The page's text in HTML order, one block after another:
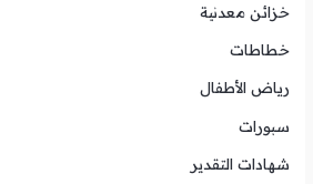
خزائن معدنية
خطاطات
رياض الأطفال
سبورات
شهادات التقدير